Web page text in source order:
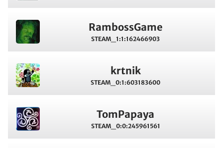
RambossGame
STEAM_1:1:162466903
krtnik
STEAM_0:1:603183600
TomPapaya
STEAM_0:0:245961561